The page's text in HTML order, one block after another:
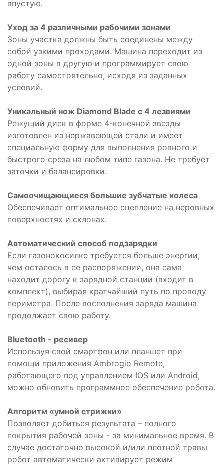
впустую.
Уход за 4 различными рабочими зонами
Зоны участка должны быть соединены между
собой узкими проходами. Машина переходит из
одной зоны в другую и программирует свою
работу самостоятельно, исходя из заданных
условий.
Уникальный нож Diamond Blade с 4 лезвиями
Режущий диск в форме 4-конечной звезды
изготовлен из нержавеющей стали и имеет
специальную форму для выполнения ровного и
быстрого среза на любом типе газона. Не требует
заточки и балансировки.
Самоочищающиеся большие зубчатые колеса
Обеспечивает оптимальное сцепление на неровных
поверхностях и склонах.
Автоматический способ подзарядки
Если газонокосилке требуется больше энергии,
чем осталось в ее распоряжении, она сама
находит дорогу к зарядной станции (входит в
комплект), выбирая кратчайший путь по проводу
периметра. После восполнения заряда машина
продолжает свою работу.
Bluetooth - ресивер
Используя свой смартфон или планшет при
помощи приложения Ambrogio Remote,
работающего под управлением IOS или Android,
можно обновить программное обеспечение робота.
Алгоритм «умной стрижки»
Позволяет добиться результата – полного
покрытия рабочей зоны - за минимальное время. В
случае достаточно высокой и/или плотной травы
робот автоматически активирует режим